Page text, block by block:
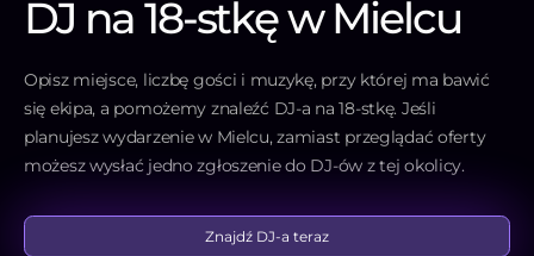
DJ na 18-stkę w Mielcu
Opisz miejsce, liczbę gości i muzykę, przy której ma bawić
się ekipa, a pomożemy znaleźć DJ-a na 18-stkę. Jeśli
planujesz wydarzenie w Mielcu, zamiast przeglądać oferty
możesz wysłać jedno zgłoszenie do DJ-ów z tej okolicy.
Znajdź DJ-a teraz